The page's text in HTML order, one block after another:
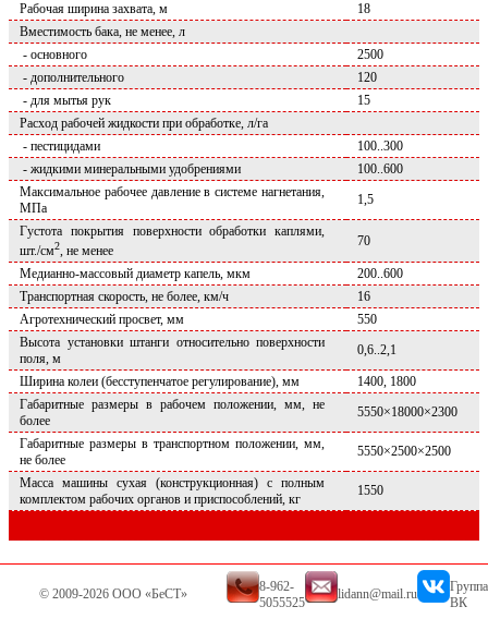
Рабочая ширина захвата, м
18
Вместимость бака, не менее, л
- основного
2500
- дополнительного
120
- для мытья рук
15
Расход рабочей жидкости при обработке, л/га
- пестицидами
100..300
- жидкими минеральными удобрениями
100..600
Максимальное рабочее давление в системе нагнетания,
МПа
1,5
Густота покрытия поверхности обработки каплями,
шт./см2, не менее
70
Медианно-массовый диаметр капель, мкм
200..600
Транспортная скорость, не более, км/ч
16
Агротехнический просвет, мм
550
Высота установки штанги относительно поверхности
поля, м
0,6..2,1
Ширина колеи (бесступенчатое регулирование), мм
1400, 1800
Габаритные размеры в рабочем положении, мм, не
более
5550×18000×2300
Габаритные размеры в транспортном положении, мм,
не более
5550×2500×2500
Масса машины сухая (конструкционная) с полным
комплектом рабочих органов и приспособлений, кг
1550
© 2009-2026 ООО «БеСТ»
8-962-
5055525
lidann@mail.ru
Группа
ВК